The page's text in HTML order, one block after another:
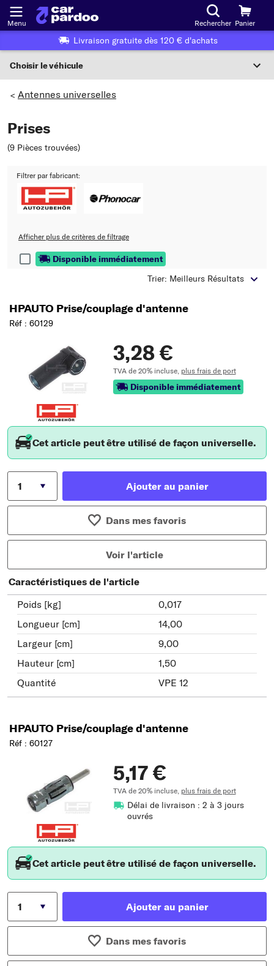
Menu Rechercher Panier
Livraison gratuite dès 120 € d'achats
Choisir le véhicule
Ou choix du véhicule selon les critères suivants :
Choix du fabricant
Choix du modèle
Choix du type
> Antennes universelles
Prises
(9 Pièces trouvées)
Filtrer par fabricant:
Afficher plus de critères de filtrage
Disponible immédiatement
Trier: Meilleurs Résultats
HPAUTO Prise/couplage d'antenne
Réf : 60129
3,28 €
TVA de 20% incluse, plus frais de port
Disponible immédiatement
Cet article peut être utilisé de façon universelle.
Ajouter au panier
Dans mes favoris
Voir l'article
Caractéristiques de l'article
Poids [kg]
0,017
Longueur [cm]
14,00
Largeur [cm]
9,00
Hauteur [cm]
1,50
Quantité
VPE 12
HPAUTO Prise/couplage d'antenne
Réf : 60127
5,17 €
TVA de 20% incluse, plus frais de port
Délai de livraison : 2 à 3 jours
ouvrés
Cet article peut être utilisé de façon universelle.
Ajouter au panier
Dans mes favoris